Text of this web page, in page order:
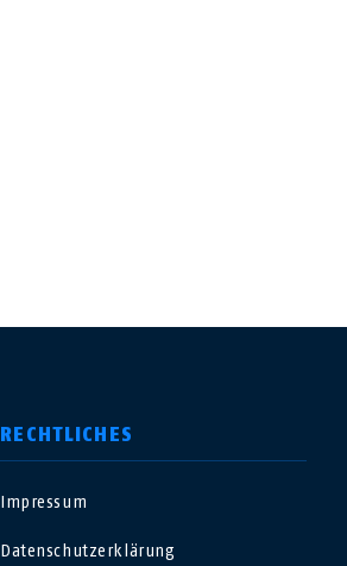
RECHTLICHES
Impressum
Datenschutzerklärung